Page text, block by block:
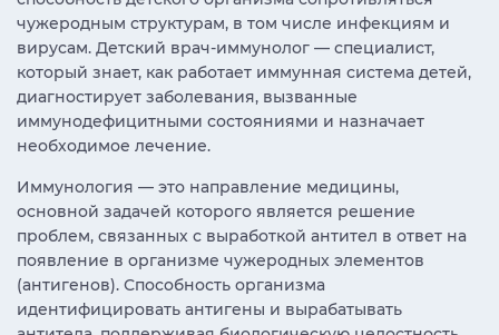
чужеродным структурам, в том числе инфекциям и
вирусам. Детский врач-иммунолог — специалист,
который знает, как работает иммунная система детей,
диагностирует заболевания, вызванные
иммунодефицитными состояниями и назначает
необходимое лечение.
Иммунология — это направление медицины,
основной задачей которого является решение
проблем, связанных с выработкой антител в ответ на
появление в организме чужеродных элементов
(антигенов). Способность организма
идентифицировать антигены и вырабатывать